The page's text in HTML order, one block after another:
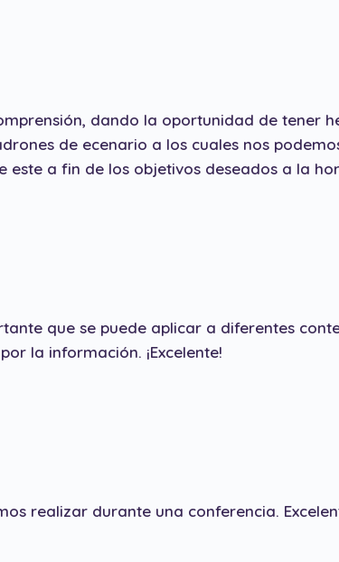
dando la oportunidad de tener
de ecenario a los cuales nos
a fin de los objetivos deseados a la
que se puede aplicar a diferentes
la información. ¡Excelente!
realizar durante una conferencia.